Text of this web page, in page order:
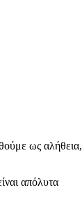
ως αλήθεια,
απόλυτα